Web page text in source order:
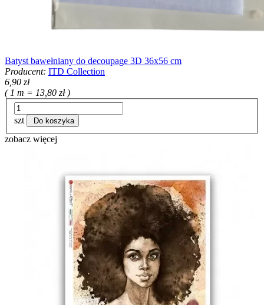
Batyst bawełniany do decoupage 3D 36x56 cm
Producent: ITD Collection
6,90 zł
( 1 m = 13,80 zł )
szt Do koszyka
zobacz więcej